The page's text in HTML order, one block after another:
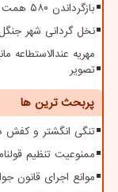
بازگرداندن ۵۸۰ همت از اموال غارت شده به بیت المال
نخل گردانی شهر
مهریه عندالاستطاعه
تصویر
پربحث ترین ها
تنگی انگشتر و کفش
ممنوعیت تنظیم
موانع اجرای قانون